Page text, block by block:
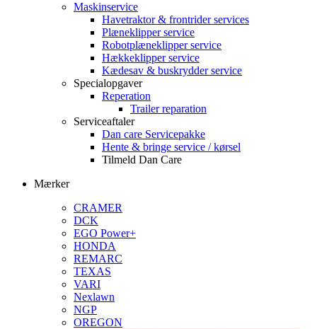
Maskinservice
Havetraktor & frontrider services
Plæneklipper service
Robotplæneklipper service
Hækkeklipper service
Kædesav & buskrydder service
Specialopgaver
Reperation
Trailer reparation
Serviceaftaler
Dan care Servicepakke
Hente & bringe service / kørsel
Tilmeld Dan Care
Mærker
CRAMER
DCK
EGO Power+
HONDA
REMARC
TEXAS
VARI
Nexlawn
NGP
OREGON